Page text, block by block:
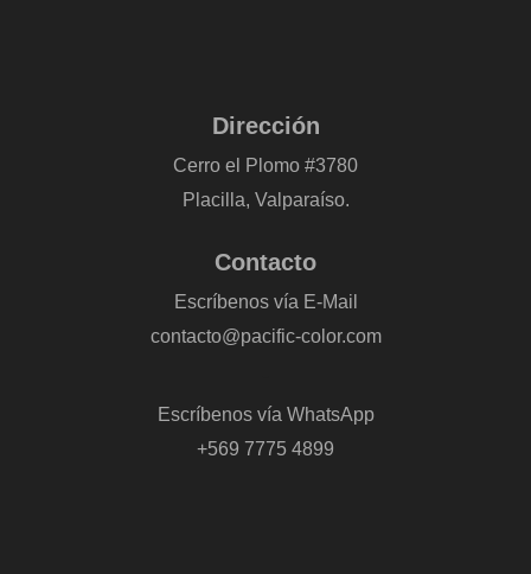
Dirección
Cerro el Plomo #3780
Placilla, Valparaíso.
Contacto
Escríbenos vía E-Mail
contacto@pacific-color.com
Escríbenos vía WhatsApp
+569 7775 4899